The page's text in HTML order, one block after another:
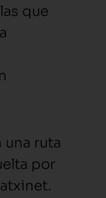
que
una ruta
por